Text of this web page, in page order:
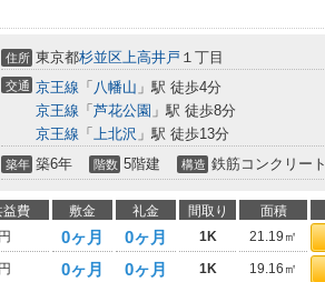
住所 東京都杉並区上高井戸 １丁目
交通 京王線 「 八幡山 」駅 徒歩4分
京王線 「 芦花公園 」駅 徒歩8分
京王線 「 上北沢 」駅 徒歩13分
築年 築6年 階数 5階建 構造 鉄筋コンクリート
益費 敷金 礼金 間取り 面積
0ヶ月 0ヶ月 1K 21.19㎡
0ヶ月 0ヶ月 1K 19.16㎡